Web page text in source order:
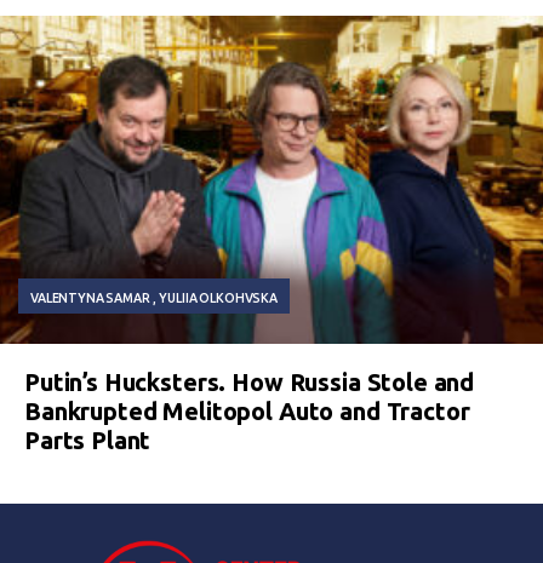
VALENTYNA SAMAR YULIIA OLKOHVSKA
Putin’s Hucksters. How Russia Stole and
Bankrupted Melitopol Auto and Tractor
Parts Plant